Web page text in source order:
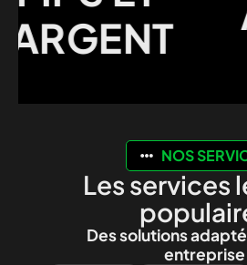
NOS
Les services
Des solutions
entreprise